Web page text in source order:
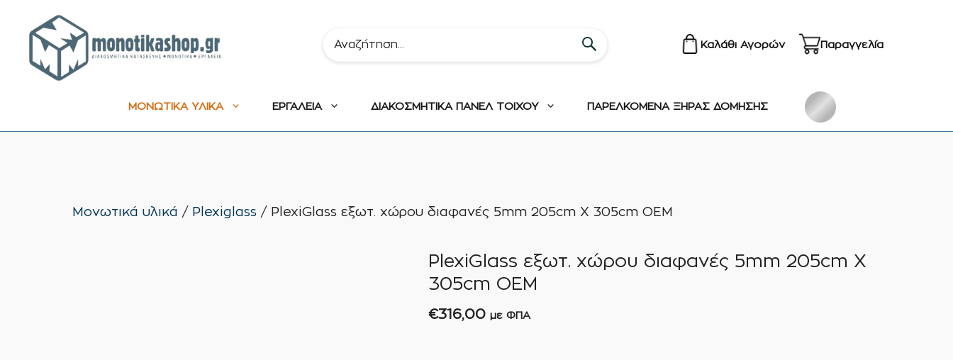
περιεχόμενο
Καλάθι Αγορών Παραγγελία
ΜΟΝΩΤΙΚΑ ΥΛΙΚΑ ΕΡΓΑΛΕΙΑ ΔΙΑΚΟΣΜΗΤΙΚΑ ΠΑΝΕΛ ΤΟΙΧΟΥ ΠΑΡΕΛΚΟΜΕΝΑ ΞΗΡΑΣ ΔΟΜΗΣΗΣ
Μονωτικά υλικά / Plexiglass / PlexiGlass εξωτ. χώρου διαφανές 5mm 205cm X 305cm ΟΕΜ
PlexiGlass εξωτ. χώρου διαφανές 5mm 205cm X
305cm ΟΕΜ
€316,00 με ΦΠΑ